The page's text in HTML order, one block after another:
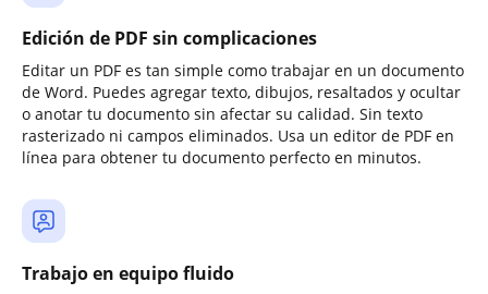
Edición de PDF sin complicaciones
Editar un PDF es tan simple como trabajar en un documento
de Word. Puedes agregar texto, dibujos, resaltados y ocultar
o anotar tu documento sin afectar su calidad. Sin texto
rasterizado ni campos eliminados. Usa un editor de PDF en
línea para obtener tu documento perfecto en minutos.
Trabajo en equipo fluido